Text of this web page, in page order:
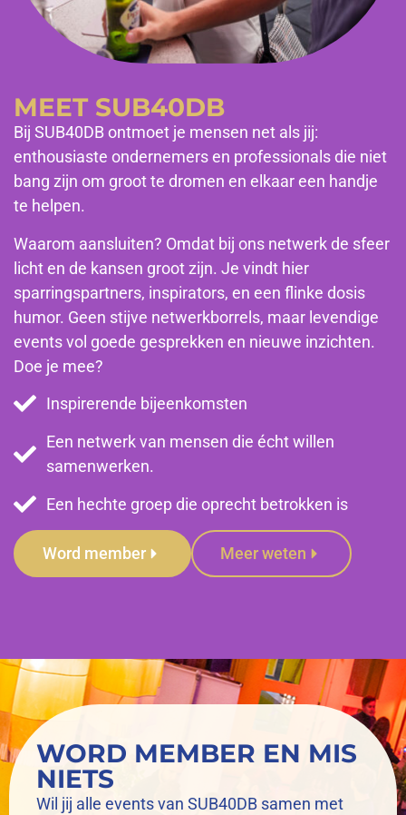
MEET SUB40DB
Bij SUB40DB ontmoet je mensen net als jij:
enthousiaste ondernemers en professionals die niet
bang zijn om groot te dromen en elkaar een handje
te helpen.
Waarom aansluiten? Omdat bij ons netwerk de sfeer
licht en de kansen groot zijn. Je vindt hier
sparringspartners, inspirators, en een flinke dosis
humor. Geen stijve netwerkborrels, maar levendige
events vol goede gesprekken en nieuwe inzichten.
Doe je mee?
Inspirerende bijeenkomsten
Een netwerk van mensen die écht willen
samenwerken.
Een hechte groep die oprecht betrokken is
Word member Meer weten
WORD MEMBER EN MIS
NIETS
Wil jij alle events van SUB40DB samen met